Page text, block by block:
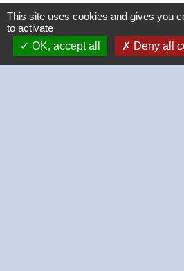
Jeunes se mettra
Au cours de la première
(où tous les élus sont
salle du Conseil de la
This site uses cookies and gives you
to activate
OK, accept all
Deny all